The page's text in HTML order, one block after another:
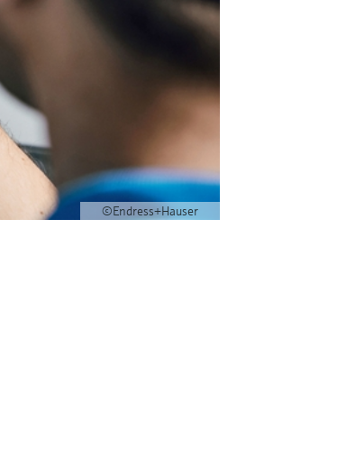
©Endress+Hauser